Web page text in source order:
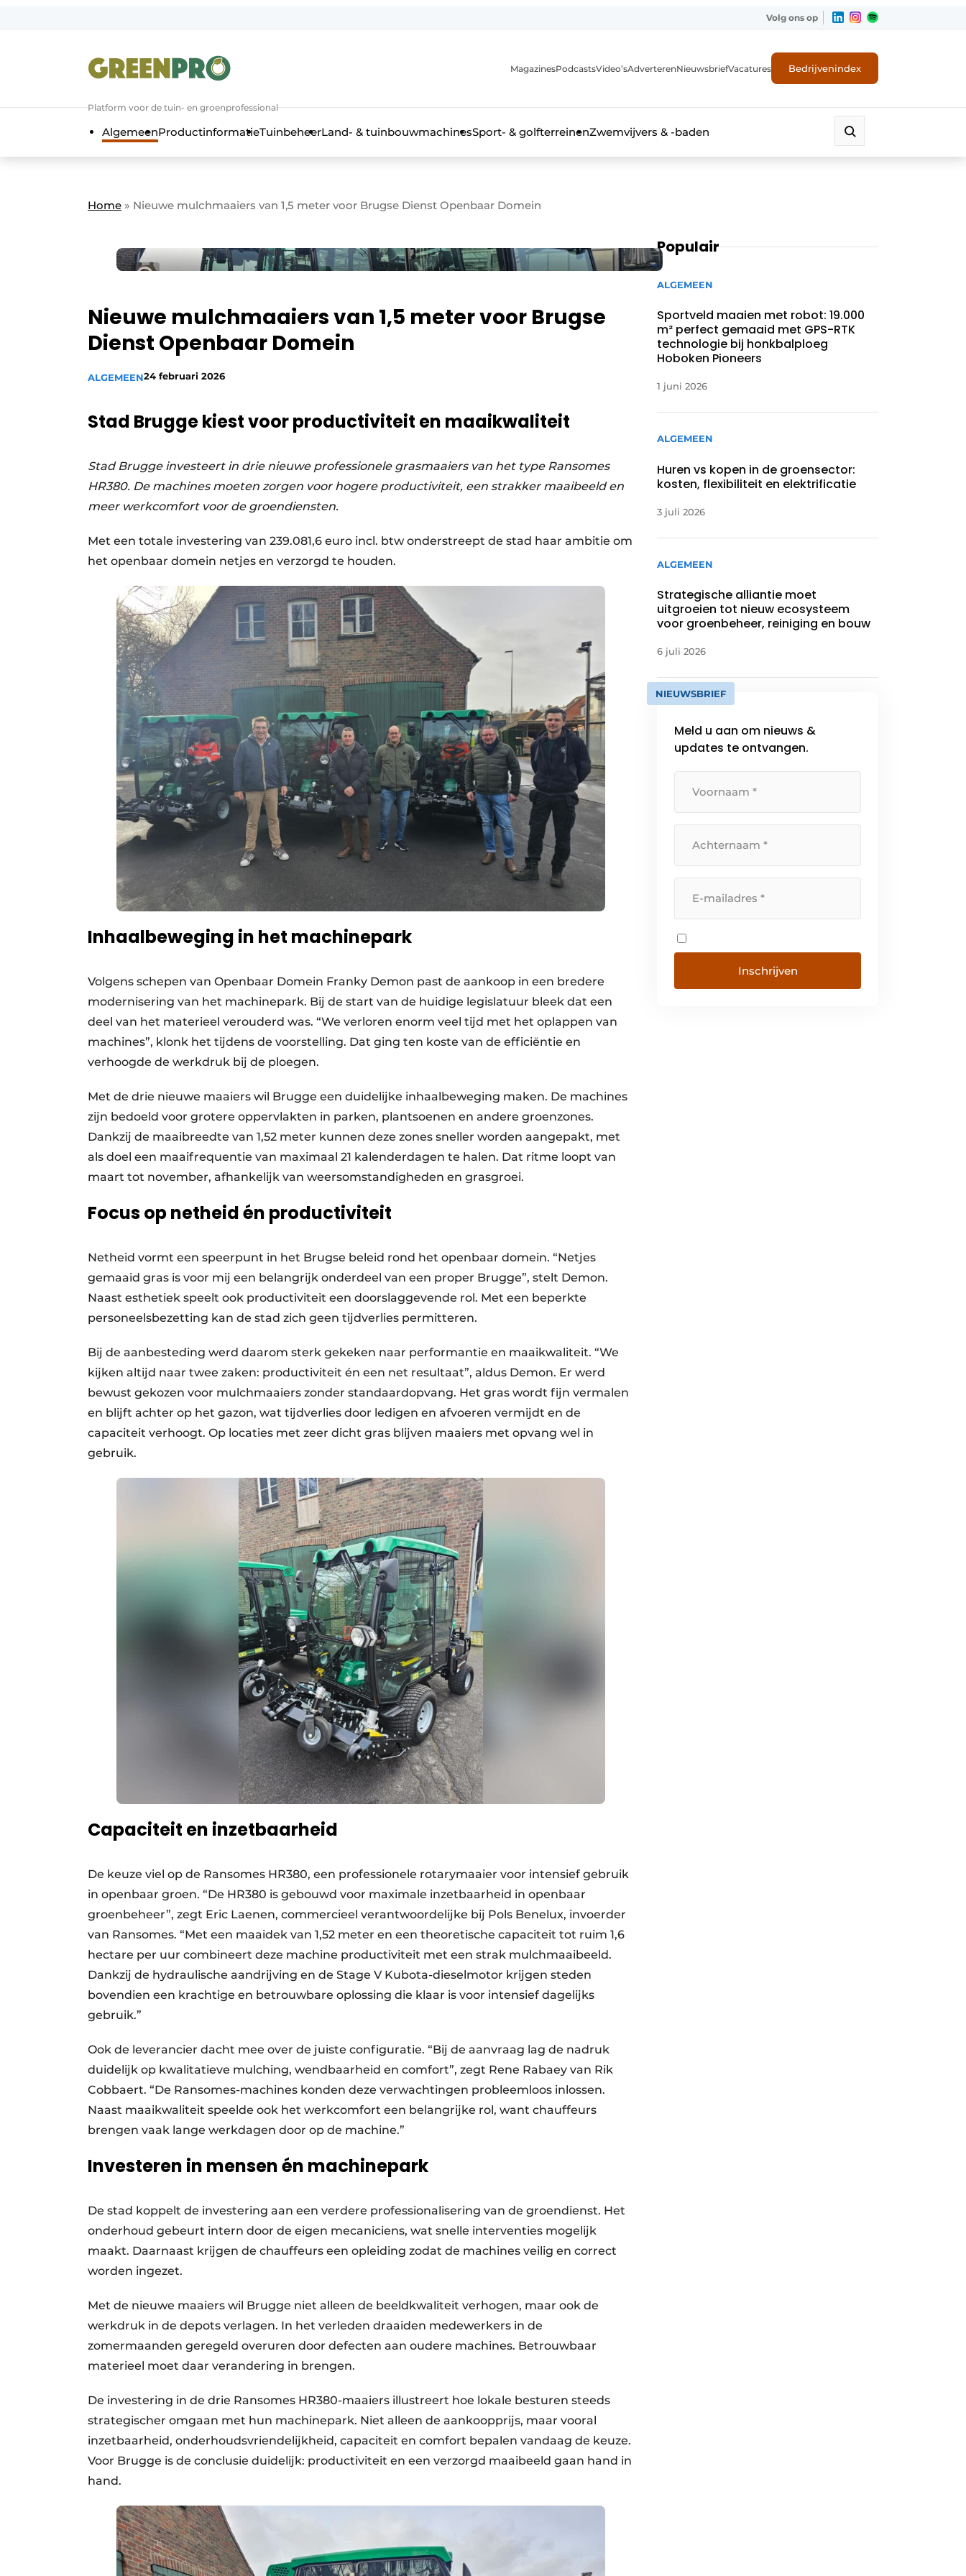
Algemene voorwaarden
Contact
GreenPro | Platform voor de tuin- en groenprofessional
Nieuwsbrief
Privacy / Cookie statement
Vacature aanmelden
Volg ons op
Platform voor de tuin- en groenprofessional
MagazinesPodcastsVideo’sAdverterenNieuwsbriefVacatures Bedrijvenindex
AlgemeenProductinformatieTuinbeheerLand- & tuinbouwmachinesSport- & golfterreinenZwemvijvers & -baden
Home » Nieuwe mulchmaaiers van 1,5 meter voor Brugse Dienst Openbaar Domein
Nieuwe mulchmaaiers van 1,5 meter voor Brugse
Dienst Openbaar Domein
ALGEMEEN24 februari 2026
Stad Brugge kiest voor productiviteit en maaikwaliteit
Stad Brugge investeert in drie nieuwe professionele grasmaaiers van het type Ransomes
HR380. De machines moeten zorgen voor hogere productiviteit, een strakker maaibeeld en
meer werkcomfort voor de groendiensten.
Met een totale investering van 239.081,6 euro incl. btw onderstreept de stad haar ambitie om
het openbaar domein netjes en verzorgd te houden.
Inhaalbeweging in het machinepark
Volgens schepen van Openbaar Domein Franky Demon past de aankoop in een bredere
modernisering van het machinepark. Bij de start van de huidige legislatuur bleek dat een
deel van het materieel verouderd was. “We verloren enorm veel tijd met het oplappen van
machines”, klonk het tijdens de voorstelling. Dat ging ten koste van de efficiëntie en
verhoogde de werkdruk bij de ploegen.
Met de drie nieuwe maaiers wil Brugge een duidelijke inhaalbeweging maken. De machines
zijn bedoeld voor grotere oppervlakten in parken, plantsoenen en andere groenzones.
Dankzij de maaibreedte van 1,52 meter kunnen deze zones sneller worden aangepakt, met
als doel een maaifrequentie van maximaal 21 kalenderdagen te halen. Dat ritme loopt van
maart tot november, afhankelijk van weersomstandigheden en grasgroei.
Focus op netheid én productiviteit
Netheid vormt een speerpunt in het Brugse beleid rond het openbaar domein. “Netjes
gemaaid gras is voor mij een belangrijk onderdeel van een proper Brugge”, stelt Demon.
Naast esthetiek speelt ook productiviteit een doorslaggevende rol. Met een beperkte
personeelsbezetting kan de stad zich geen tijdverlies permitteren.
Bij de aanbesteding werd daarom sterk gekeken naar performantie en maaikwaliteit. “We
kijken altijd naar twee zaken: productiviteit én een net resultaat”, aldus Demon. Er werd
bewust gekozen voor mulchmaaiers zonder standaardopvang. Het gras wordt fijn vermalen
en blijft achter op het gazon, wat tijdverlies door ledigen en afvoeren vermijdt en de
capaciteit verhoogt. Op locaties met zeer dicht gras blijven maaiers met opvang wel in
gebruik.
Capaciteit en inzetbaarheid
De keuze viel op de Ransomes HR380, een professionele rotarymaaier voor intensief gebruik
in openbaar groen. “De HR380 is gebouwd voor maximale inzetbaarheid in openbaar
groenbeheer”, zegt Eric Laenen, commercieel verantwoordelijke bij Pols Benelux, invoerder
van Ransomes. “Met een maaidek van 1,52 meter en een theoretische capaciteit tot ruim 1,6
hectare per uur combineert deze machine productiviteit met een strak mulchmaaibeeld.
Dankzij de hydraulische aandrijving en de Stage V Kubota-dieselmotor krijgen steden
bovendien een krachtige en betrouwbare oplossing die klaar is voor intensief dagelijks
gebruik.”
Ook de leverancier dacht mee over de juiste configuratie. “Bij de aanvraag lag de nadruk
duidelijk op kwalitatieve mulching, wendbaarheid en comfort”, zegt Rene Rabaey van Rik
Cobbaert. “De Ransomes-machines konden deze verwachtingen probleemloos inlossen.
Naast maaikwaliteit speelde ook het werkcomfort een belangrijke rol, want chauffeurs
brengen vaak lange werkdagen door op de machine.”
Investeren in mensen én machinepark
De stad koppelt de investering aan een verdere professionalisering van de groendienst. Het
onderhoud gebeurt intern door de eigen mecaniciens, wat snelle interventies mogelijk
maakt. Daarnaast krijgen de chauffeurs een opleiding zodat de machines veilig en correct
worden ingezet.
Met de nieuwe maaiers wil Brugge niet alleen de beeldkwaliteit verhogen, maar ook de
werkdruk in de depots verlagen. In het verleden draaiden medewerkers in de
zomermaanden geregeld overuren door defecten aan oudere machines. Betrouwbaar
materieel moet daar verandering in brengen.
De investering in de drie Ransomes HR380-maaiers illustreert hoe lokale besturen steeds
strategischer omgaan met hun machinepark. Niet alleen de aankoopprijs, maar vooral
inzetbaarheid, onderhoudsvriendelijkheid, capaciteit en comfort bepalen vandaag de keuze.
Voor Brugge is de conclusie duidelijk: productiviteit en een verzorgd maaibeeld gaan hand in
hand.
Populair
ALGEMEEN
Sportveld maaien met robot: 19.000
m² perfect gemaaid met GPS-RTK
technologie bij honkbalploeg
Hoboken Pioneers
1 juni 2026
ALGEMEEN
Huren vs kopen in de groensector:
kosten, flexibiliteit en elektrificatie
3 juli 2026
ALGEMEEN
Strategische alliantie moet
uitgroeien tot nieuw ecosysteem
voor groenbeheer, reiniging en bouw
6 juli 2026
NIEUWSBRIEF
Meld u aan om nieuws &
updates te ontvangen.